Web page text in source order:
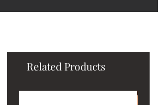
Related Products